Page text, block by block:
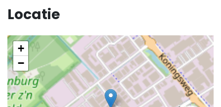
Locatie
+
−